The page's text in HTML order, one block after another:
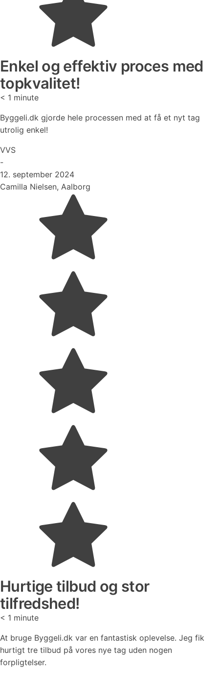
Enkel og effektiv proces med
topkvalitet!
< 1 minute
Byggeli.dk gjorde hele processen med at få et nyt tag
utrolig enkel!
VVS
-
12. september 2024
Camilla Nielsen, Aalborg
Hurtige tilbud og stor
tilfredshed!
< 1 minute
At bruge Byggeli.dk var en fantastisk oplevelse. Jeg fik
hurtigt tre tilbud på vores nye tag uden nogen
forpligtelser.